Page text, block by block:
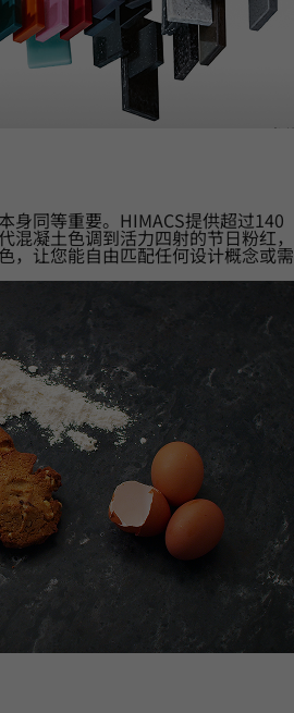
身同等重要。HIMACS提供超过140
混凝土色调到活力四射的节日粉红，
，让您能自由匹配任何设计概念或需